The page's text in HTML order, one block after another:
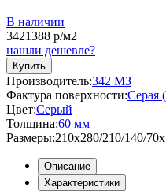
В наличии
3421388 р/м2
нашли дешевле?
Купить
Производитель:342 МЗ
Фактура поверхности:Серая
Цвет:Серый
Толщина:60 мм
Размеры:210x280/210/140/
Описание
Характеристики